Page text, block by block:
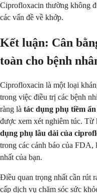
Ciprofloxacin thường không
các vấn đề về khớp.
Kết luận: Cân
toàn cho bệnh
Ciprofloxacin là một loại
trong việc điều trị các bệnh
ràng là tác dụng phụ tiềm
được xem xét nghiêm túc. Từ
dụng phụ lâu dài của
trong các cảnh báo của
nhất của bạn.
Điều quan trọng nhất cần rút
cấp dịch vụ chăm sóc sức